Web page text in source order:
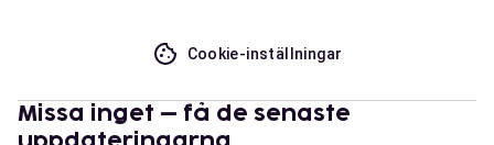
Cookie-inställningar
Missa inget – få de senaste